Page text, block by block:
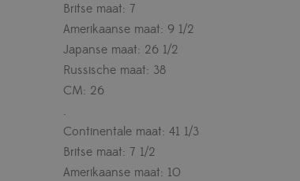
Britse maat: 7
Amerikaanse maat: 9 1/2
Japanse maat: 26 1/2
Russische maat: 38
CM: 26
.
Continentale maat: 41 1/3
Britse maat: 7 1/2
Amerikaanse maat: 10